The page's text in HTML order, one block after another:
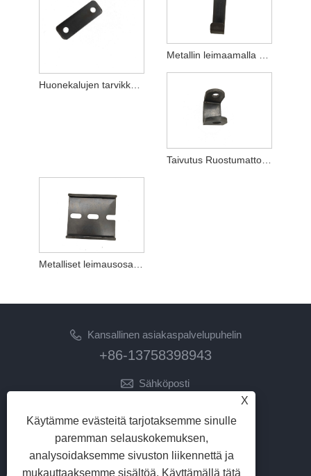
Huonekalujen tarvikkeet metalli leimaamalla osat
Taivutus Ruostumattomasta teräksestä valmistetut leimausosat
Metalliset leimausosat taipuvat ruostumattomasta teräksestä
Kansallinen asiakaspalvelupuhelin
+86-13758398943
Sähköposti
junmetal.hardware.ltd@gmail.com
X
Käytämme evästeitä tarjotaksemme sinulle
paremman selauskokemuksen,
analysoidaksemme sivuston liikennettä ja
mukauttaaksemme sisältöä. Käyttämällä tätä